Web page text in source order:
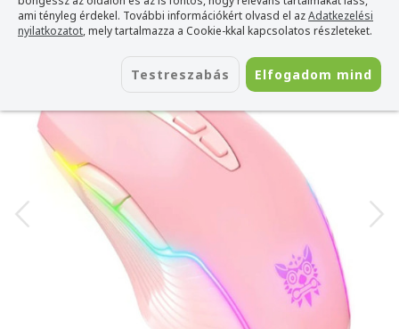
ami tényleg érdekel. További információkért olvasd el azAdatkezelési
nyilatkozatot, mely tartalmazza a Cookie-kkal kapcsolatos részleteket.
Testreszabás Elfogadom mind
Azonosító:CW905 Wired Pink